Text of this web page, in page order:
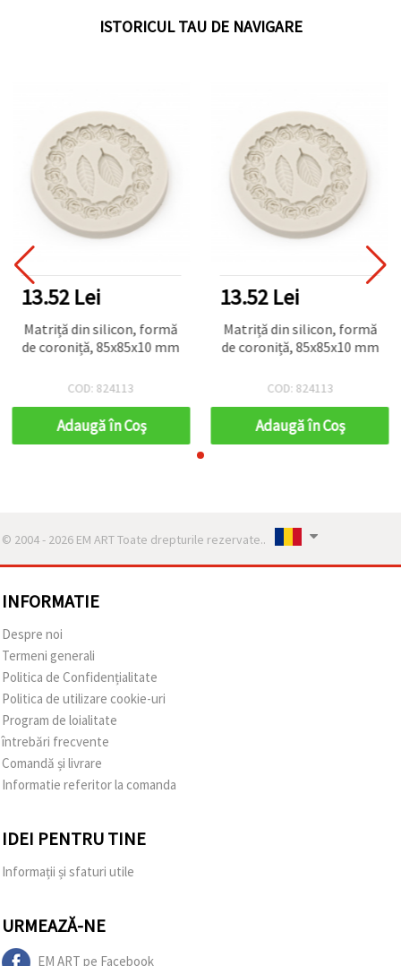
ISTORICUL TAU DE NAVIGARE
13.52 Lei
Matriță din silicon, formă
de coroniță, 85x85x10 mm
COD: 824113
Adaugă în Coş
13.52 Lei
Matriță din silicon, formă
de coroniță, 85x85x10 mm
COD: 824113
Adaugă în Coş
© 2004 - 2026 EM ART Toate drepturile rezervate..
INFORMATIE
Despre noi
Termeni generali
Politica de Confidențialitate
Politica de utilizare cookie-uri
Program de loialitate
întrebări frecvente
Comandă și livrare
Informatie referitor la comanda
IDEI PENTRU TINE
Informații și sfaturi utile
URMEAZĂ-NE
EM ART pe Facebook